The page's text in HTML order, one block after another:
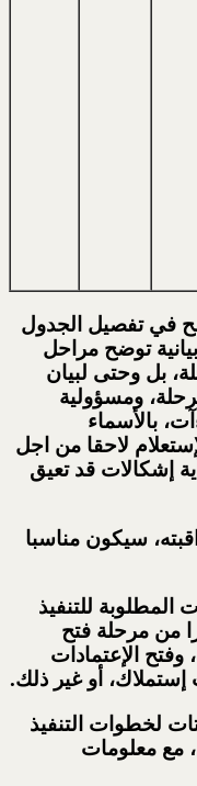
في تفصيل الجدول
توضح مراحل
بل وحتى لبيان
ومسؤولية
بالأسماء
لاحقا من اجل
إشكالات قد تعيق
سيكون مناسبا
للتنفيذ
من مرحلة فتح
وفتح الإعتمادات
إستملاك، أو غير ذلك.
لخطوات التنفيذ
مع معلومات